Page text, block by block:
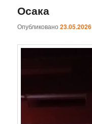
Осака
Опубликовано23.05.2026